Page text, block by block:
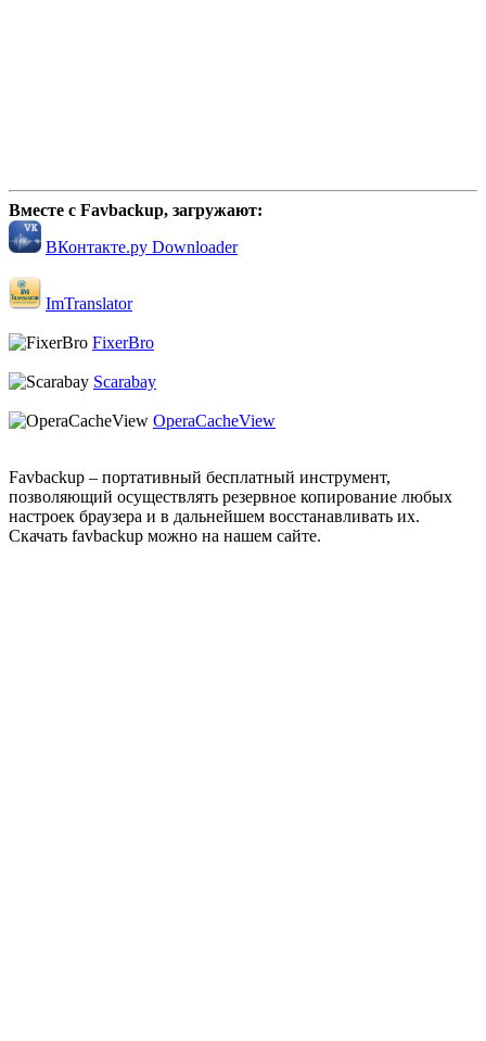
Вместе с Favbackup, загружают:
ВКонтакте.ру Downloader
ImTranslator
FixerBro
Scarabay
OperaCacheView
Favbackup – портативный бесплатный инструмент,
позволяющий осуществлять резервное копирование любых
настроек браузера и в дальнейшем восстанавливать их.
Скачать favbackup можно на нашем сайте.